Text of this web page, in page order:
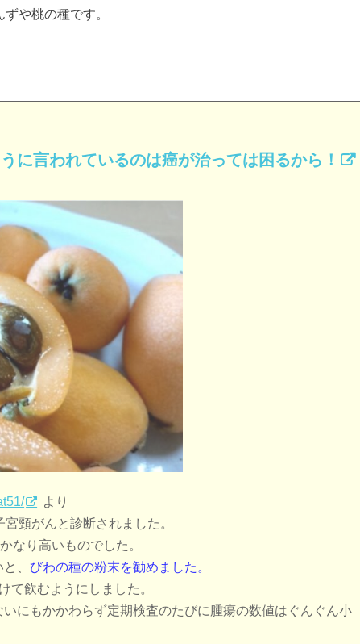
や桃の種です。
に言われているのは癌が治っては困るから！
より
頸がんと診断されました。
なり高いものでした。
、 びわの種の粉末を勧めました。
て飲むようにしました。
にもかかわらず定期検査のたびに腫瘍の数値はぐんぐん小